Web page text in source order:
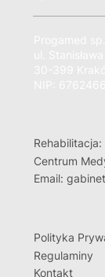
Centrum
Email:
Polityka
Regulaminy
Kontakt